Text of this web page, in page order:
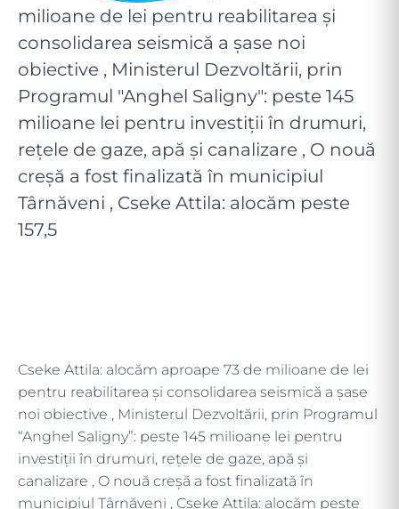
milioane de lei pentru reabilitarea și
consolidarea seismică a șase noi
obiective , Ministerul Dezvoltării, prin
Programul "Anghel Saligny": peste 145
milioane lei pentru investiții în drumuri,
rețele de gaze, apă și canalizare , O nouă
creșă a fost finalizată în municipiul
Târnăveni , Cseke Attila: alocăm peste
157,5
Cseke Attila: alocăm aproape 73 de milioane de lei
pentru reabilitarea și consolidarea seismică a șase
noi obiective , Ministerul Dezvoltării, prin Programul
“Anghel Saligny”: peste 145 milioane lei pentru
investiții în drumuri, rețele de gaze, apă și
canalizare , O nouă creșă a fost finalizată în
municipiul Târnăveni , Cseke Attila: alocăm peste